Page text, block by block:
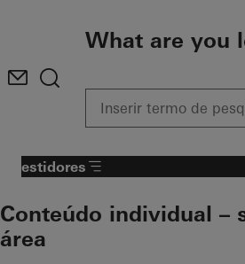
What are you
Investidores
Conteúdo individual –
área​